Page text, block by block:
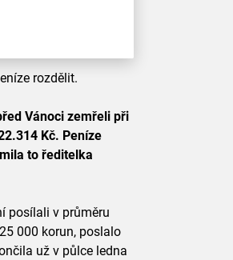
rozdělit.
Vánoci zemřeli při
Kč. Peníze
to ředitelka
posílali v průměru
000 korun, poslalo
už v půlce ledna